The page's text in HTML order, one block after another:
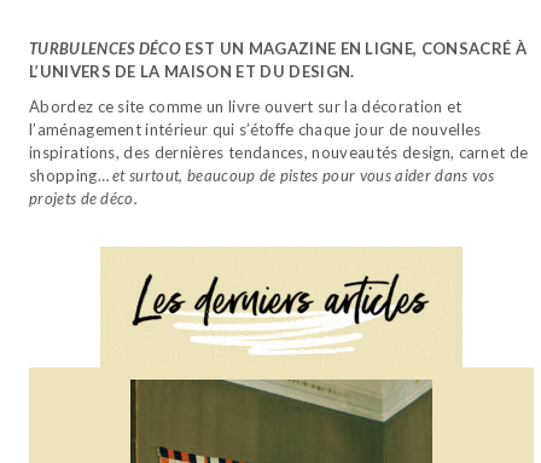
TURBULENCES DÉCO EST UN MAGAZINE EN LIGNE, CONSACRÉ À
L’UNIVERS DE LA MAISON ET DU DESIGN.
Abordez ce site comme un livre ouvert sur la décoration et
l’aménagement intérieur qui s’étoffe chaque jour de nouvelles
inspirations, des dernières tendances, nouveautés design, carnet de
shopping…et surtout, beaucoup de pistes pour vous aider dans vos
projets de déco.